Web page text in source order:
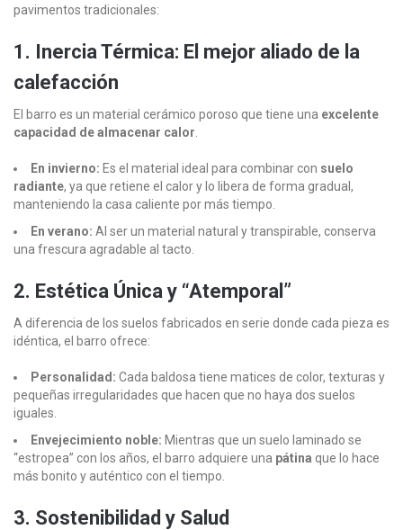
pavimentos tradicionales:
1. Inercia Térmica: El mejor aliado de la
calefacción
El barro es un material cerámico poroso que tiene una excelente
capacidad de almacenar calor
En invierno: Es el material ideal para combinar con suelo
radiante, ya que retiene el calor y lo libera de forma gradual,
manteniendo la casa caliente por más tiempo.
En verano: Al ser un material natural y transpirable, conserva
una frescura agradable al tacto.
2. Estética Única y “Atemporal”
A diferencia de los suelos fabricados en serie donde cada pieza es
idéntica, el barro ofrece:
Personalidad: Cada baldosa tiene matices de color, texturas y
pequeñas irregularidades que hacen que no haya dos suelos
iguales.
Envejecimiento noble: Mientras que un suelo laminado se
“estropea” con los años, el barro adquiere una pátina que lo hace
más bonito y auténtico con el tiempo.
3. Sostenibilidad y Salud